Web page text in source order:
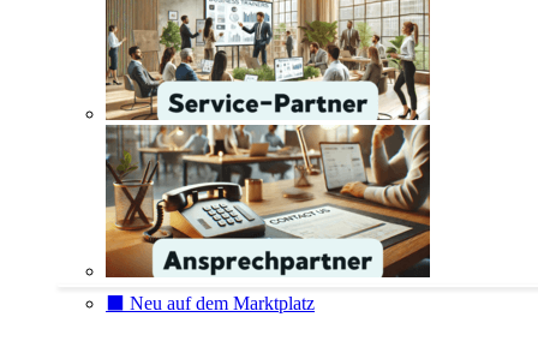
⬛️ Neu auf dem Marktplatz